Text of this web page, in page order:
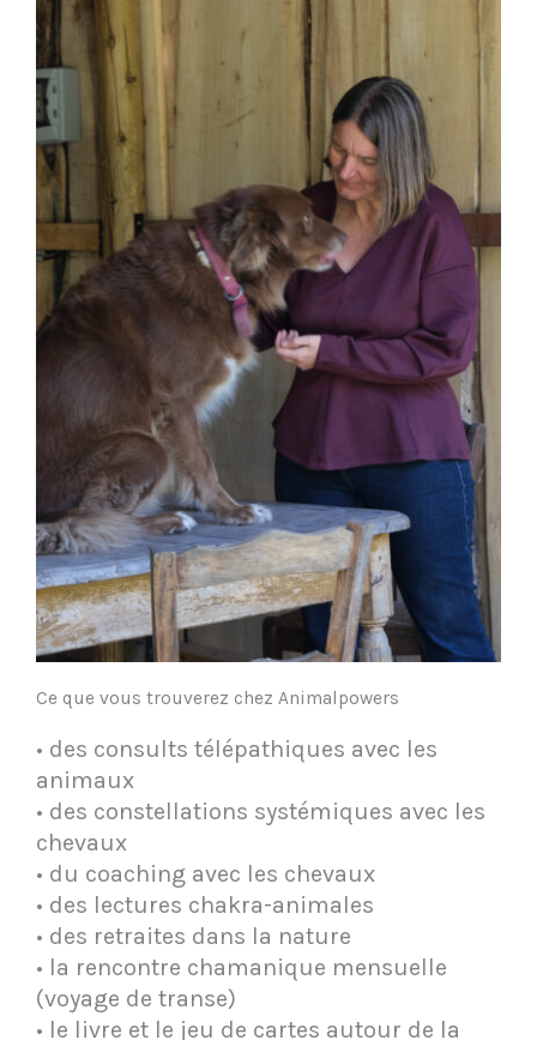
Ce que vous trouverez chez Animalpowers
• des consults télépathiques avec les
animaux
• des constellations systémiques avec les
chevaux
• du coaching avec les chevaux
• des lectures chakra-animales
• des retraites dans la nature
• la rencontre chamanique mensuelle
(voyage de transe)
• le livre et le jeu de cartes autour de la